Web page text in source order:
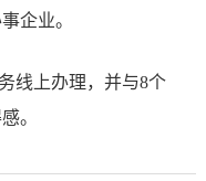
企业。
线上办理，并与8个
。